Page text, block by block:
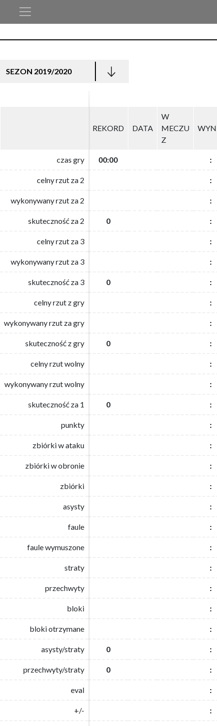
SEZON 2019/2020
REKORD DATA
W
MECZU
Z
czas gry 00:00 :
celny rzut za 2 :
wykonywany rzut za 2 :
skuteczność za 2 0 :
celny rzut za 3 :
wykonywany rzut za 3 :
skuteczność za 3 0 :
celny rzut z gry :
wykonywany rzut za gry :
skuteczność z gry 0 :
celny rzut wolny :
wykonywany rzut wolny :
skuteczność za 1 0 :
punkty :
zbiórki w ataku :
zbiórki w obronie :
zbiórki :
asysty :
faule :
faule wymuszone :
straty :
przechwyty :
bloki :
bloki otrzymane :
asysty/straty 0 :
przechwyty/straty 0 :
eval :
+/- :
REKORD DATA
W
MECZU
Z
czas gry 00:00 :
celny rzut za 2 :
wykonywany rzut za 2 :
skuteczność za 2 0 :
celny rzut za 3 :
wykonywany rzut za 3 :
skuteczność za 3 0 :
celny rzut z gry :
wykonywany rzut za gry :
skuteczność z gry 0 :
celny rzut wolny :
wykonywany rzut wolny :
skuteczność za 1 0 :
punkty :
zbiórki w ataku :
zbiórki w obronie :
zbiórki :
asysty :
faule :
faule wymuszone :
straty :
przechwyty :
bloki :
bloki otrzymane :
asysty/straty 0 :
przechwyty/straty 0 :
eval :
+/- :